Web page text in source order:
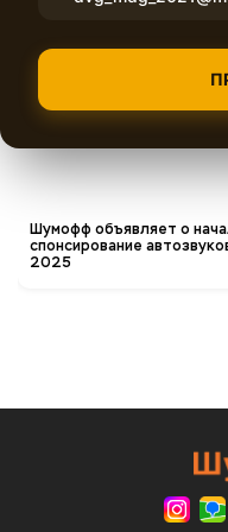
Похожие
Шумофф объявляет о
спонсирование
2025